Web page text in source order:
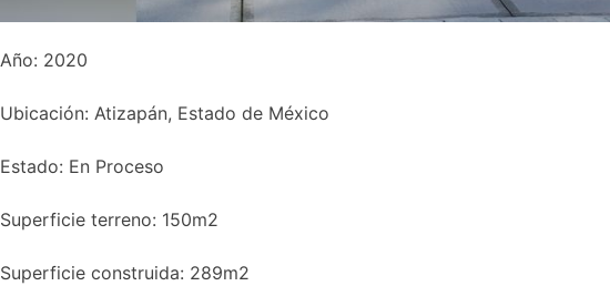
Año: 2020
Ubicación: Atizapán, Estado de México
Estado: En Proceso
Superficie terreno: 150m2
Superficie construida: 289m2​